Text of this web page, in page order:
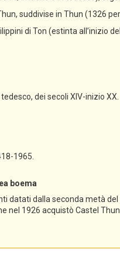
suddivise in Thun (1326
di Ton (estinta all’inizio
dei secoli XIV-inizio XX.
1965.
boema
datati dalla seconda metà
nel 1926 acquistò Castel